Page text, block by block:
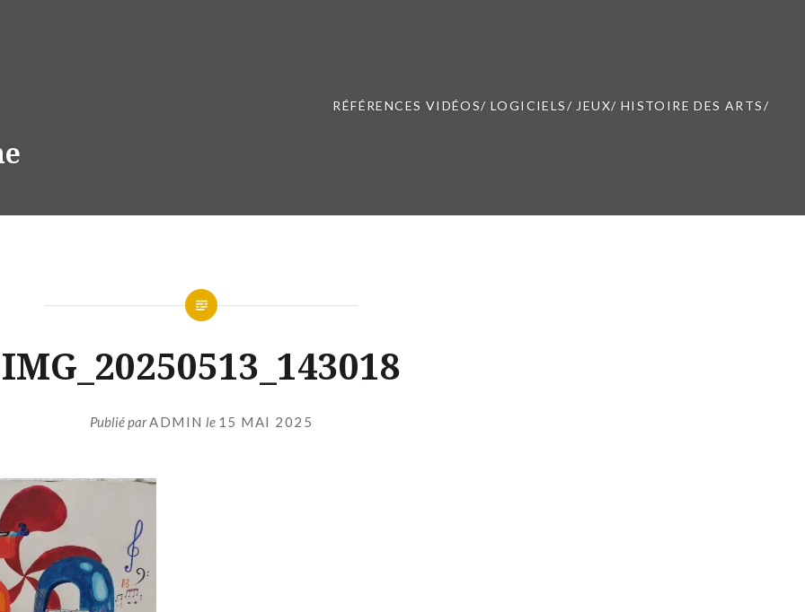
RÉFÉRENCES VIDÉOS/ LOGICIELS/ JEUX/ HISTOIRE DES ARTS/
IMG_20250513_143018
Publié parADMIN le 15 MAI 2025